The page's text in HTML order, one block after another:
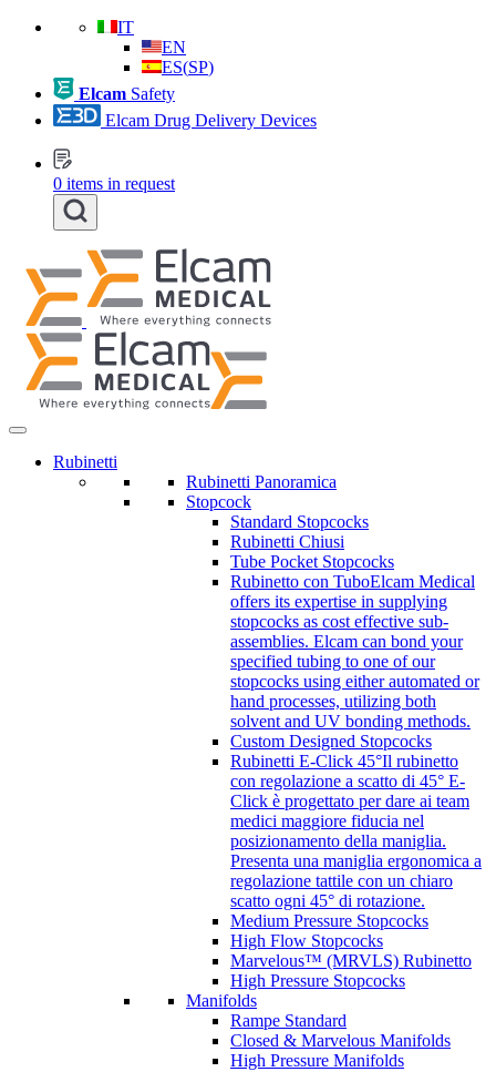
IT
EN
ES(SP)
Elcam Safety
Elcam Drug Delivery Devices
0 items in request
Rubinetti
Rubinetti Panoramica
Stopcock
Standard Stopcocks
Rubinetti Chiusi
Tube Pocket Stopcocks
Rubinetto con TuboElcam Medical
offers its expertise in supplying
stopcocks as cost effective sub-
assemblies. Elcam can bond your
specified tubing to one of our
stopcocks using either automated or
hand processes, utilizing both
solvent and UV bonding methods.
Custom Designed Stopcocks
Rubinetti E-Click 45°Il rubinetto
con regolazione a scatto di 45° E-
Click è progettato per dare ai team
medici maggiore fiducia nel
posizionamento della maniglia.
Presenta una maniglia ergonomica a
regolazione tattile con un chiaro
scatto ogni 45° di rotazione.
Medium Pressure Stopcocks
High Flow Stopcocks
Marvelous™ (MRVLS) Rubinetto
High Pressure Stopcocks
Manifolds
Rampe Standard
Closed & Marvelous Manifolds
High Pressure Manifolds